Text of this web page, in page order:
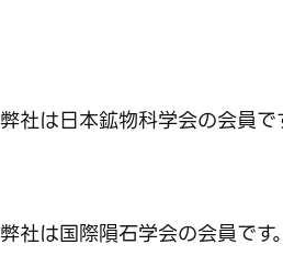
弊社は日本鉱物科学会の会員で
弊社は国際隕石学会の会員です